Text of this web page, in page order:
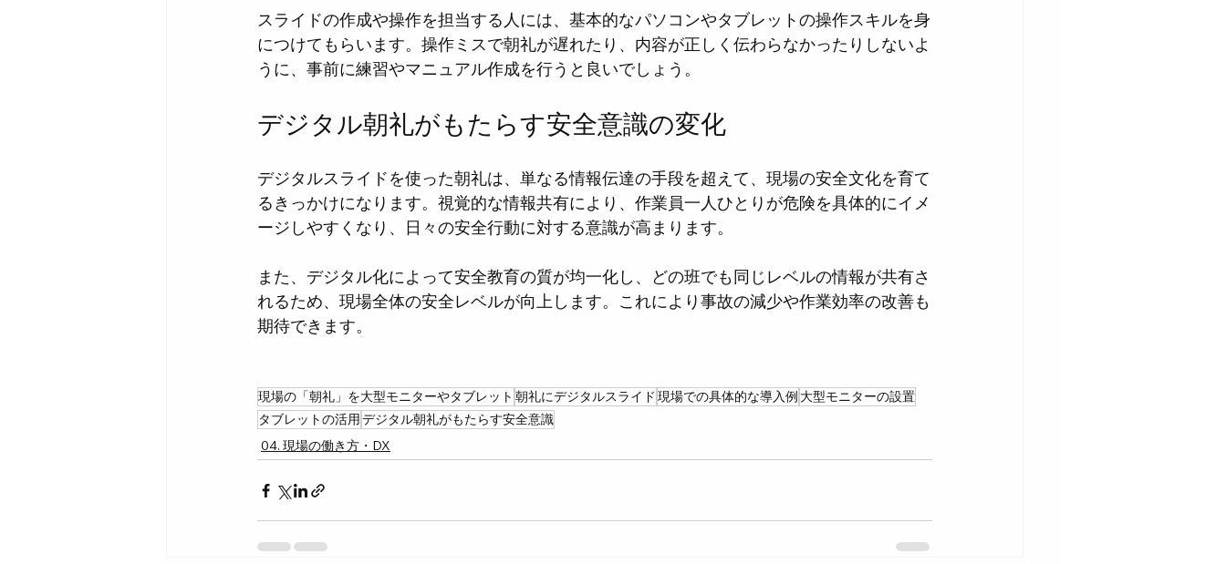
スライドの作成や操作を担当する人には、基本的なパソコンやタブレットの操作スキルを身
につけてもらいます。操作ミスで朝礼が遅れたり、内容が正しく伝わらなかったりしないよ
うに、事前に練習やマニュアル作成を行うと良いでしょう。
デジタル朝礼がもたらす安全意識の変化
デジタルスライドを使った朝礼は、単なる情報伝達の手段を超えて、現場の安全文化を育て
るきっかけになります。視覚的な情報共有により、作業員一人ひとりが危険を具体的にイメ
ージしやすくなり、日々の安全行動に対する意識が高まります。
また、デジタル化によって安全教育の質が均一化し、どの班でも同じレベルの情報が共有さ
れるため、現場全体の安全レベルが向上します。これにより事故の減少や作業効率の改善も
期待できます。
現場の「朝礼」を大型モニターやタブレット 朝礼にデジタルスライド 現場での具体的な導入例 大型モニターの設置
タブレットの活用デジタル朝礼がもたらす安全意識
04. 現場の働き方・DX